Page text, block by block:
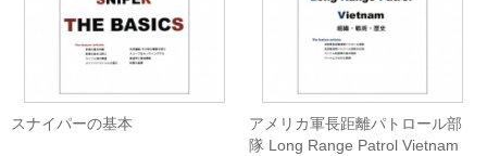
スナイパーの基本
アメリカ軍長距離パトロール部
隊 Long Range Patrol Vietnam